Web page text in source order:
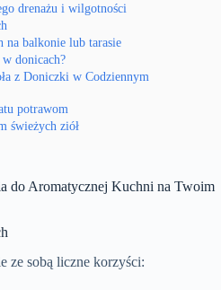
drenażu i wilgotności
na balkonie lub tarasie
donicach?
z Doniczki w Codziennym
potrawom
świeżych ziół
do Aromatycznej Kuchni na Twoim
ze sobą liczne korzyści: